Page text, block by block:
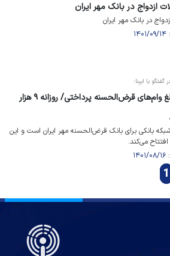
با ایبِنا:
رشد ۵۰ درصدی میانگین مبلغ وام‌های قرض‌الحسنه پرداختی/ روزانه ۹ هزار
شبکه بانکی برای بانک قرض‌الحسنه مهر ایران است و این
1